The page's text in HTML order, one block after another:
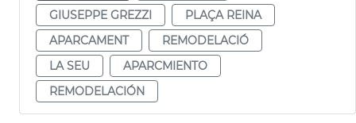
GIUSEPPE GREZZI
PLAÇA REINA
APARCAMENT
REMODELACIÓ
LA SEU
APARCMIENTO
REMODELACIÓN